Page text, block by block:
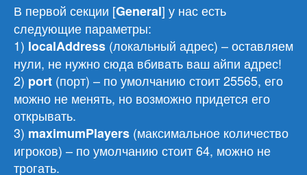
В первой секции [General] у нас есть
следующие параметры:
1) localAddress (локальный адрес) – оставляем
нули, не нужно сюда вбивать ваш айпи адрес!
2) port (порт) – по умолчанию стоит 25565, его
можно не менять, но возможно придется его
открывать.
3) maximumPlayers (максимальное количество
игроков) – по умолчанию стоит 64, можно не
трогать.